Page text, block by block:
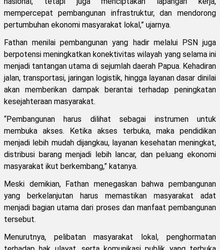
mempercepat pembangunan infrastruktur, dan mendorong
pertumbuhan ekonomi masyarakat lokal,” ujarnya.
Fathan menilai pembangunan yang hadir melalui PSN juga
berpotensi meningkatkan konektivitas wilayah yang selama ini
menjadi tantangan utama di sejumlah daerah Papua. Kehadiran
jalan, transportasi, jaringan logistik, hingga layanan dasar dinilai
akan memberikan dampak berantai terhadap peningkatan
kesejahteraan masyarakat.
“Pembangunan harus dilihat sebagai instrumen untuk
membuka akses. Ketika akses terbuka, maka pendidikan
menjadi lebih mudah dijangkau, layanan kesehatan meningkat,
distribusi barang menjadi lebih lancar, dan peluang ekonomi
masyarakat ikut berkembang,” katanya.
Meski demikian, Fathan menegaskan bahwa pembangunan
yang berkelanjutan harus memastikan masyarakat adat
menjadi bagian utama dari proses dan manfaat pembangunan
tersebut.
Menurutnya, pelibatan masyarakat lokal, penghormatan